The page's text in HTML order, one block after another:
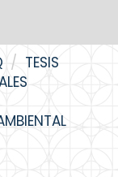
TESIS